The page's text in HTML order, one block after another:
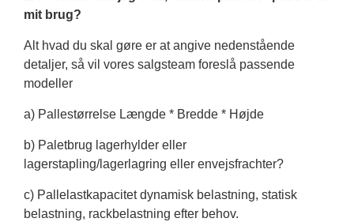
mit brug?
Alt hvad du skal gøre er at angive nedenstående
detaljer, så vil vores salgsteam foreslå passende
modeller
a) Pallestørrelse Længde * Bredde * Højde
b) Paletbrug lagerhylder eller
lagerstapling/lagerlagring eller envejsfrachter?
c) Pallelastkapacitet dynamisk belastning, statisk
belastning, rackbelastning efter behov.